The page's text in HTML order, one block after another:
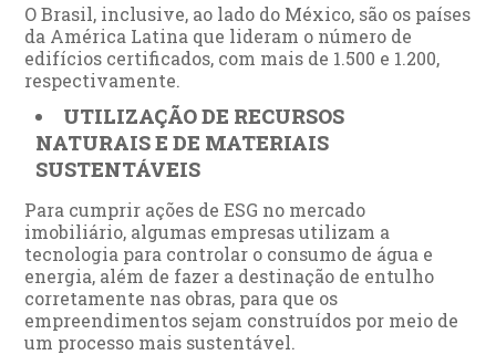
O Brasil, inclusive, ao lado do México, são os países
da América Latina que lideram o número de
edifícios certificados, com mais de 1.500 e 1.200,
respectivamente.
UTILIZAÇÃO DE RECURSOS
NATURAIS E DE MATERIAIS
SUSTENTÁVEIS
Para cumprir ações de ESG no mercado
imobiliário, algumas empresas utilizam a
tecnologia para controlar o consumo de água e
energia, além de fazer a destinação de entulho
corretamente nas obras, para que os
empreendimentos sejam construídos por meio de
um processo mais sustentável.